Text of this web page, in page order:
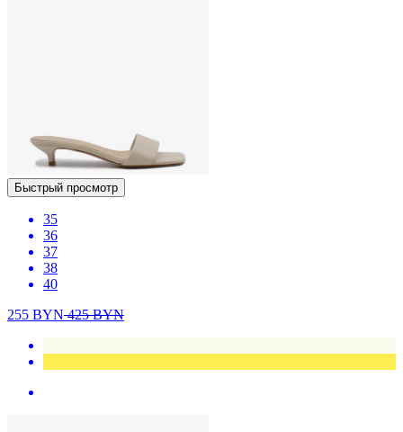
Быстрый просмотр
35
36
37
38
40
255 BYN425BYN